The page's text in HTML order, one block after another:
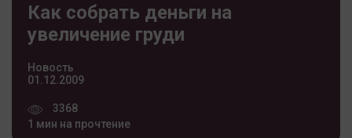
Как собрать деньги на
увеличение груди
Новость
01.12.2009
3368
1 мин на прочтение